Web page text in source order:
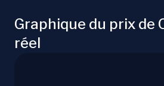
Graphique du prix de
réel